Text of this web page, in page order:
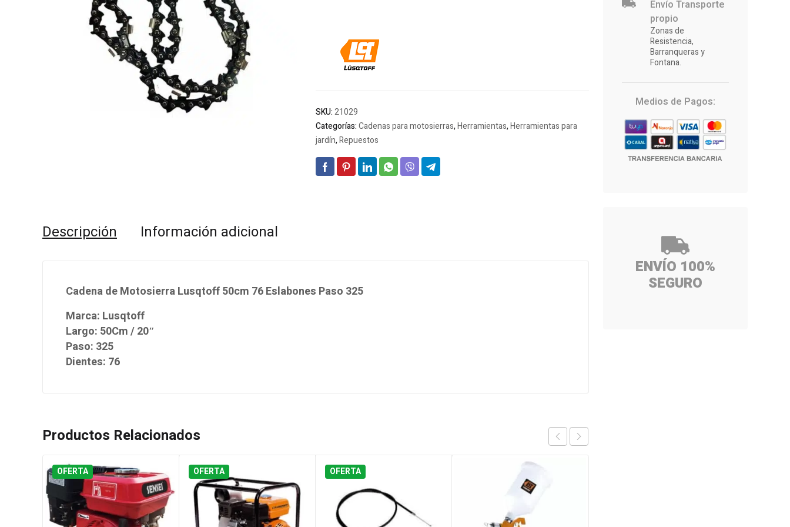
SKU:21029
Categorías:Cadenas para motosierras,Herramientas,Herramientas para
jardín,Repuestos
Descripción Información adicional
Cadena de Motosierra Lusqtoff 50cm 76 Eslabones Paso 325
Marca: Lusqtoff
Largo: 50Cm / 20″
Paso: 325
Dientes: 76
Productos Relacionados
OFERTA OFERTA OFERTA
Envío Transporte
propio
Zonas de
Resistencia,
Barranqueras y
Fontana.
Medios de Pagos:
ENVÍO 100%
SEGURO